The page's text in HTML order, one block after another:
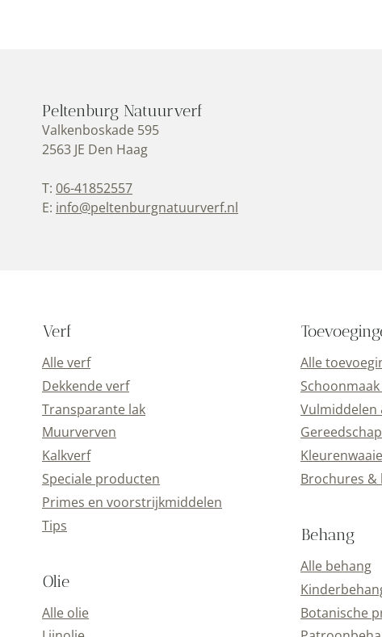
Peltenburg Natuurverf
Valkenboskade 595
2563 JE Den Haag
T: 06-41852557
E: info@peltenburgnatuurverf.nl
Verf
Alle verf
Dekkende verf
Transparante lak
Muurverven
Kalkverf
Speciale producten
Primes en voorstrijkmiddelen
Tips
Olie
Alle olie
Alle
Schoonmaak
Vulmiddelen &
Brochures &
Behang
Alle behang
Kinderbehang
Botanische